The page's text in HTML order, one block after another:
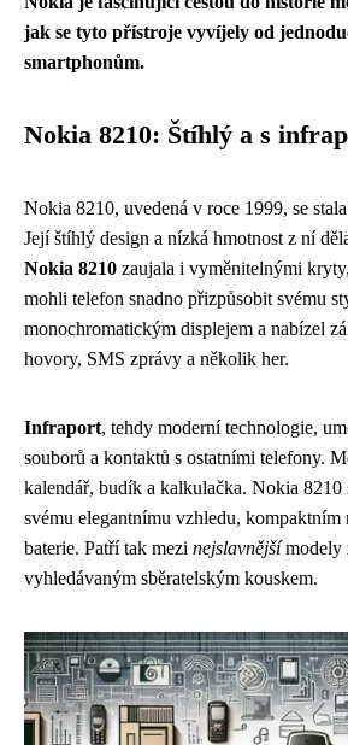
jak se tyto přístroje vyvíjely od
smartphonům.
Nokia 8210: Štíhlý a s
Nokia 8210, uvedená v roce 1999, se
Její štíhlý design a nízká hmotnost z ní
Nokia 8210 zaujala i vyměnitelnými
mohli telefon snadno přizpůsobit svému
monochromatickým displejem a nabízel
hovory, SMS zprávy a několik her.
Infraport, tehdy moderní technologie,
souborů a kontaktů s ostatními telefony.
kalendář, budík a kalkulačka. Nokia 8210
svému elegantnímu vzhledu,
baterie. Patří tak mezi nejslavnějšímodely
vyhledávaným sběratelským kouskem.